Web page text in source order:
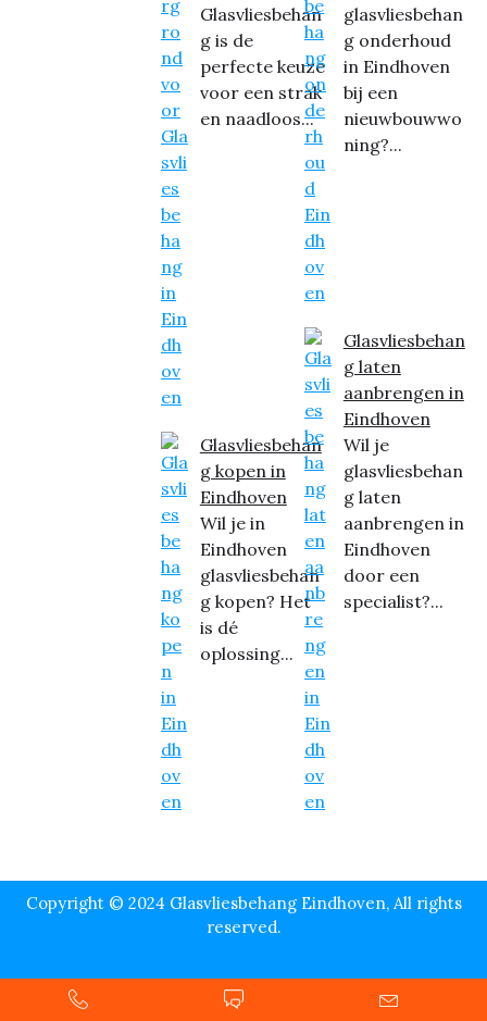
Glasvliesbehan
g is de
perfecte keuze
voor een strak
en naadloos...
Glasvliesbehan
g kopen in
Eindhoven
Wil je in
Eindhoven
glasvliesbehan
g kopen? Het
is dé
oplossing...
glasvliesbehan
g onderhoud
in Eindhoven
bij een
nieuwbouwwo
ning?...
Glasvliesbehan
g laten
aanbrengen in
Eindhoven
Wil je
glasvliesbehan
g laten
aanbrengen in
Eindhoven
door een
specialist?...
Copyright © 2024 Glasvliesbehang Eindhoven, All rights
reserved.